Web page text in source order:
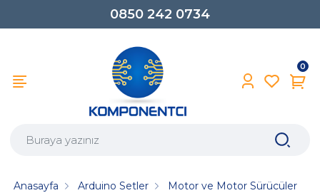
0850 242 0734
0
Anasayfa Arduino Setler
Motor ve Motor Sürücüler